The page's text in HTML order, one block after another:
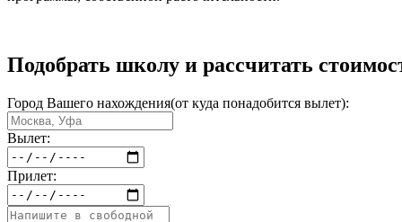
Подобрать школу и рассчитать
Город Вашего нахождения(от куда понадобится вылет):
Вылет:
Прилет: